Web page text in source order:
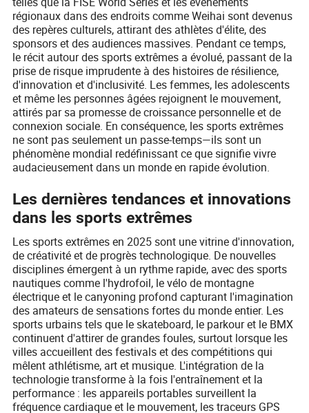
régionaux dans des endroits comme Weihai sont devenus
des repères culturels, attirant des athlètes d'élite, des
sponsors et des audiences massives. Pendant ce temps,
le récit autour des sports extrêmes a évolué, passant de la
prise de risque imprudente à des histoires de résilience,
d'innovation et d'inclusivité. Les femmes, les adolescents
et même les personnes âgées rejoignent le mouvement,
attirés par sa promesse de croissance personnelle et de
connexion sociale. En conséquence, les sports extrêmes
ne sont pas seulement un passe-temps—ils sont un
phénomène mondial redéfinissant ce que signifie vivre
audacieusement dans un monde en rapide évolution.
Les dernières tendances et innovations
dans les sports extrêmes
Les sports extrêmes en 2025 sont une vitrine d'innovation,
de créativité et de progrès technologique. De nouvelles
disciplines émergent à un rythme rapide, avec des sports
nautiques comme l'hydrofoil, le vélo de montagne
électrique et le canyoning profond capturant l'imagination
des amateurs de sensations fortes du monde entier. Les
sports urbains tels que le skateboard, le parkour et le BMX
continuent d'attirer de grandes foules, surtout lorsque les
villes accueillent des festivals et des compétitions qui
mêlent athlétisme, art et musique. L'intégration de la
technologie transforme à la fois l'entraînement et la
performance : les appareils portables surveillent la
fréquence cardiaque et le mouvement, les traceurs GPS